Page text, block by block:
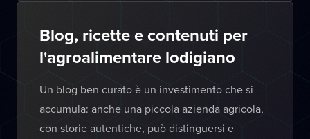
Blog, ricette e contenuti per
l'agroalimentare lodigiano
Un blog ben curato è un investimento che si
accumula: anche una piccola azienda agricola,
con storie autentiche, può distinguersi e